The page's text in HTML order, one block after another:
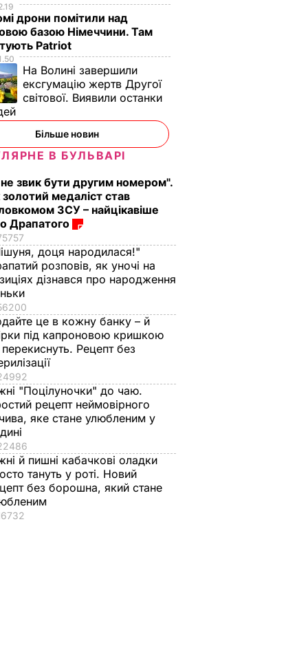
дрони помітили над
базою Німеччини. Там
Patriot
На Волині завершили
ексгумацію жертв Другої
світової. Виявили останки
Більше новин
В БУЛЬВАРІ
звик бути другим номером".
золотий медаліст став
ЗСУ – найцікавіше
Драпатого
доця народилася!"
розповів, як уночі на
дізнався про народження
це в кожну банку – й
під капроновою кришкою
Рецепт без
"Поцілуночки" до чаю.
рецепт неймовірного
яке стане улюбленим у
й пишні кабачкові оладки
тануть у роті. Новий
без борошна, який стане